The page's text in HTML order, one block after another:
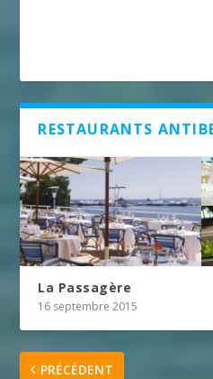
RESTAURANTS
La Passagère
16 septembre 2015
PRÉCÉDENT